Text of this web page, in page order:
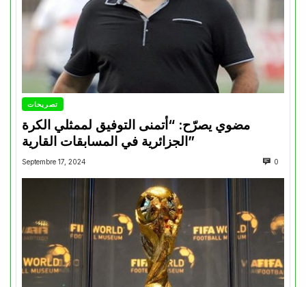
تصريحات
مضوي يصرّح: “أتمنى التوفيق لممثلي الكرة
الجزائرية في المسابقات القارية”
Septembre 17, 2024 0